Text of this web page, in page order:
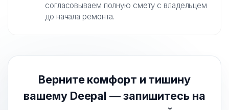
согласовываем полную смету с владельцем
до начала ремонта.
Верните комфорт и тишину
вашему Deepal — запишитесь на